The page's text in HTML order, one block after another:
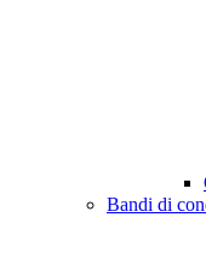
Bandi di